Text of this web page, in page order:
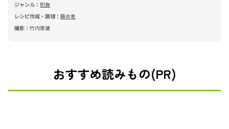
ジャンル： 和食
レシピ作成・調理： 藤井恵
撮影： 竹内章雄
おすすめ読みもの(PR)